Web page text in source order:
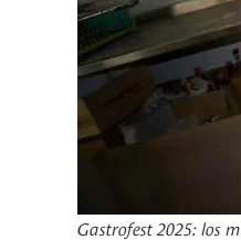
Gastrofest 2025: los